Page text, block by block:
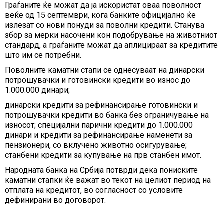
Граѓаните ќе можат да ја искористат оваа поволност
веќе од 15 септември, кога банките официјално ќе
излезат со нови понуди за поволни кредити. Станува
збор за мерки насочени кон подобрување на животниот
стандард, а граѓаните можат да аплицираат за кредитите
што им се потребни.
Поволните каматни стапи се однесуваат на динарски
потрошувачки и готовински кредити во износ до
1.000.000 динари;
динарски кредити за рефинансирање готовински и
потрошувачки кредити во банка без ограничување на
износот; специјални парични кредити до 1.000.000
динари и кредити за рефинансирање наменети за
пензионери, со вклучено животно осигурување;
станбени кредити за купување на прв станбен имот.
Народната банка на Србија потврди дека пониските
каматни стапки ќе важат во текот на целиот период на
отплата на кредитот, во согласност со условите
дефинирани во договорот.